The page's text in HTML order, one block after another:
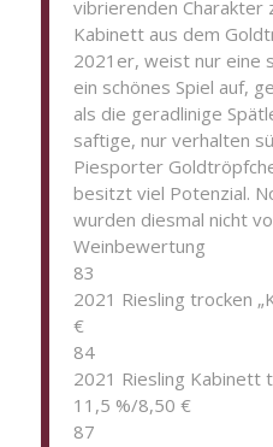
vibrierenden Charakter
Kabinett aus dem
2021er, weist nur eine
ein schönes Spiel auf,
als die geradlinige
saftige, nur verhalten
Piesporter
besitzt viel Potenzial.
wurden diesmal nicht
Weinbewertung
83
2021 Riesling trocken
€
84
2021 Riesling Kabinett
11,5 %/8,50 €
87